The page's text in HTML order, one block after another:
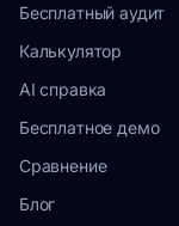
Бесплатный аудит
Калькулятор
AI справка
Бесплатное демо
Сравнение
Блог